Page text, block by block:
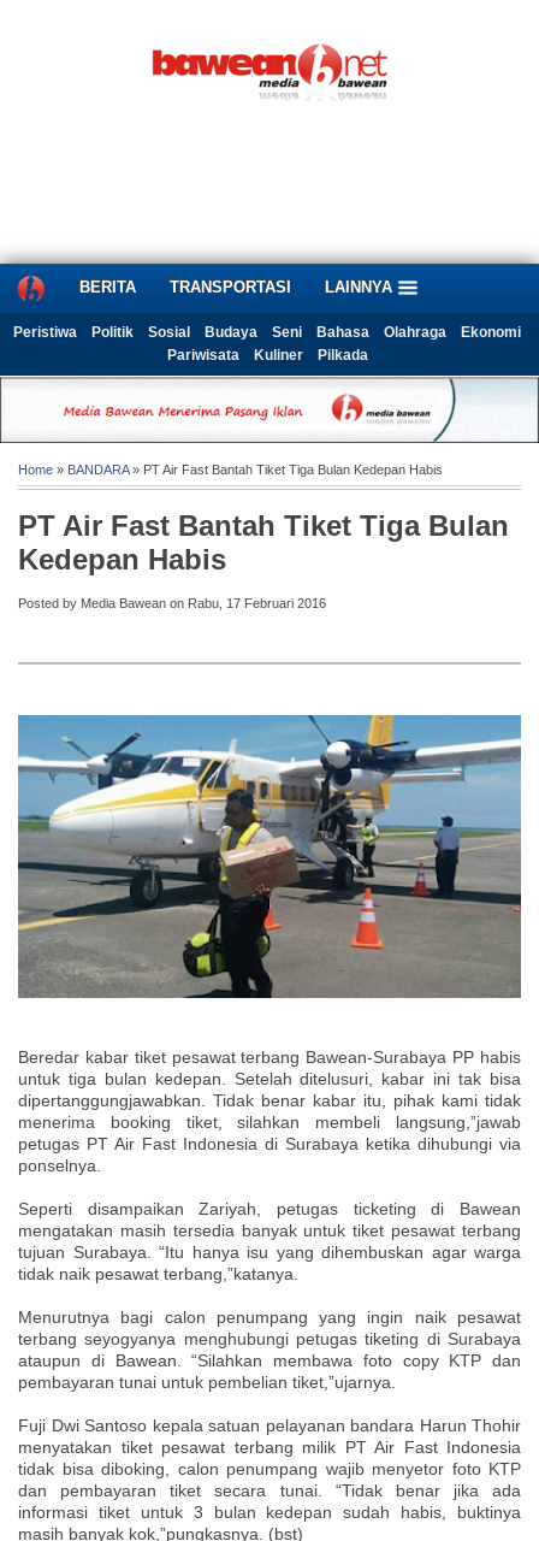
BERITA TRANSPORTASI LAINNYA
Peristiwa Politik Sosial Budaya Seni Bahasa Olahraga
Ekonomi
Pariwisata
Kuliner Pilkada
Home » BANDARA» PT Air Fast Bantah Tiket Tiga Bulan Kedepan Habis
PT Air Fast Bantah Tiket Tiga Bulan
Kedepan Habis
Posted by Media Bawean on Rabu, 17 Februari 2016
Beredar kabar tiket pesawat terbang Bawean-Surabaya PP habis
untuk tiga bulan kedepan. Setelah ditelusuri, kabar ini tak bisa
dipertanggungjawabkan. Tidak benar kabar itu, pihak kami tidak
menerima booking tiket, silahkan membeli langsung,”jawab
petugas PT Air Fast Indonesia di Surabaya ketika dihubungi via
ponselnya.
Seperti disampaikan Zariyah, petugas ticketing di Bawean
mengatakan masih tersedia banyak untuk tiket pesawat terbang
tujuan Surabaya. “Itu hanya isu yang dihembuskan agar warga
tidak naik pesawat terbang,”katanya.
Menurutnya bagi calon penumpang yang ingin naik pesawat
terbang seyogyanya menghubungi petugas tiketing di Surabaya
ataupun di Bawean. “Silahkan membawa foto copy KTP dan
pembayaran tunai untuk pembelian tiket,”ujarnya.
Fuji Dwi Santoso kepala satuan pelayanan bandara Harun Thohir
menyatakan tiket pesawat terbang milik PT Air Fast Indonesia
tidak bisa diboking, calon penumpang wajib menyetor foto KTP
dan pembayaran tiket secara tunai. “Tidak benar jika ada
informasi tiket untuk 3 bulan kedepan sudah habis, buktinya
masih banyak kok,”pungkasnya. (bst)